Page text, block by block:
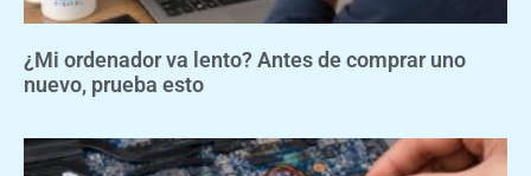
¿Mi ordenador va lento? Antes de comprar uno
nuevo, prueba esto